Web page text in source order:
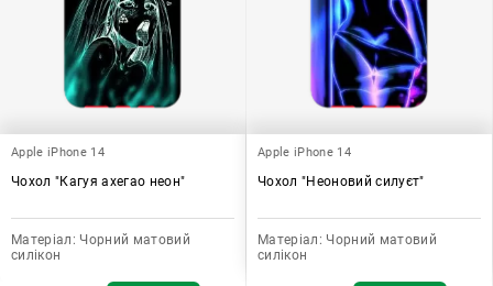
Apple iPhone 14
Чохол "Кагуя ахегао неон"
Матеріал: Чорний матовий
силікон
Apple iPhone 14
Чохол "Неоновий силуєт"
Матеріал: Чорний матовий
силікон